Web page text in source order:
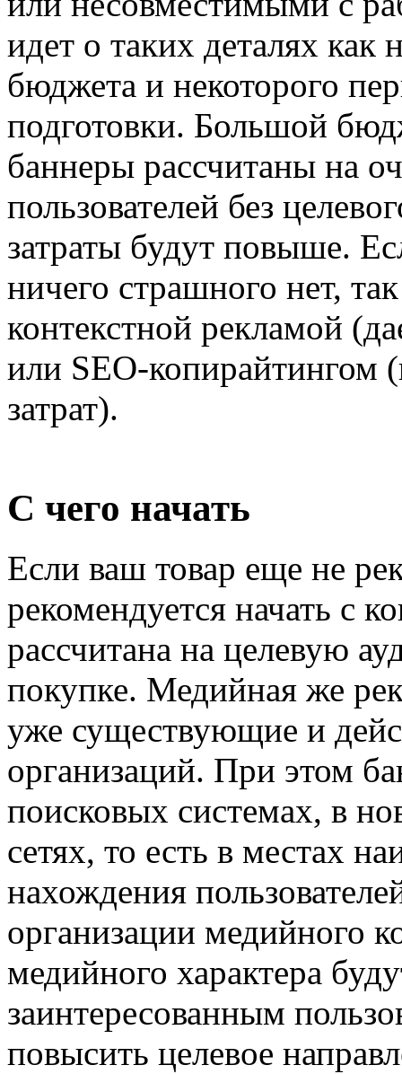
идет о таких деталях как
бюджета и некоторого
подготовки. Большой
баннеры рассчитаны на
пользователей без
затраты будут повыше.
ничего страшного нет,
контекстной рекламой
или SEO-копирайтингом
затрат).
С чего начать
Если ваш товар еще не
рекомендуется начать с
рассчитана на целевую
покупке. Медийная же
уже существующие и
организаций. При этом
поисковых системах, в
сетях, то есть в местах
нахождения
организации медийного
медийного характера
заинтересованным
повысить целевое